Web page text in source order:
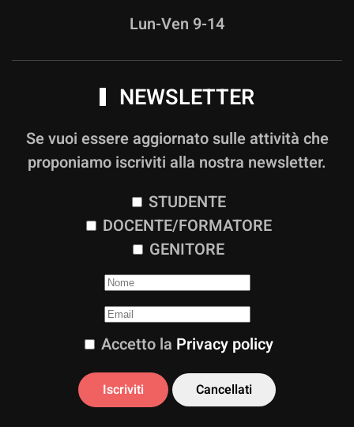
Lun-Ven 9-14
NEWSLETTER
Se vuoi essere aggiornato sulle attività che
proponiamo iscriviti alla nostra newsletter.
STUDENTE
DOCENTE/FORMATORE
GENITORE
Accetto la Privacy policy